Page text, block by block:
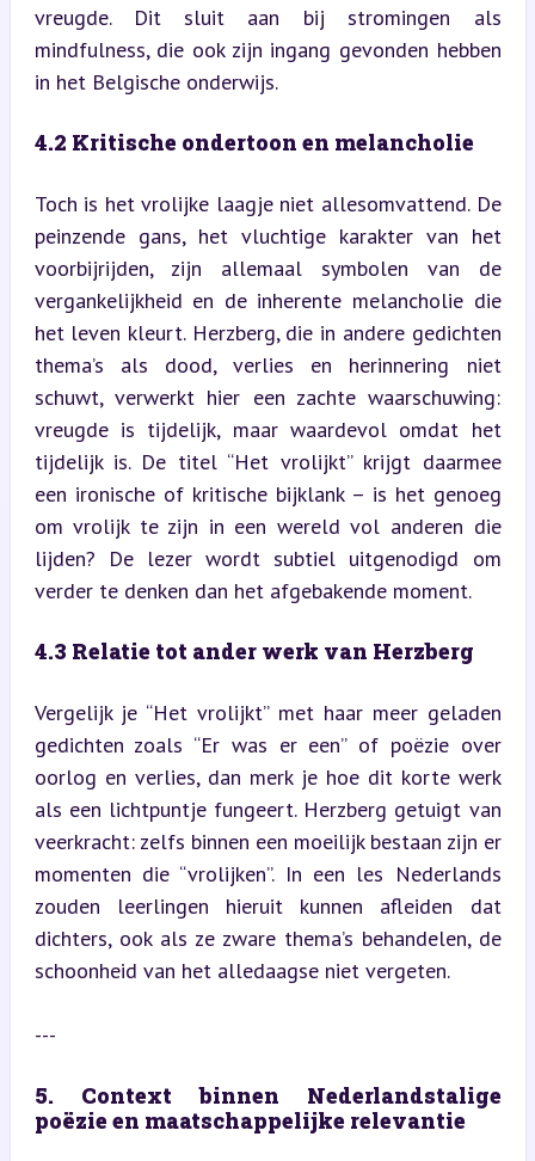
vreugde. Dit sluit aan bij stromingen als
mindfulness, die ook zijn ingang gevonden hebben
in het Belgische onderwijs.
4.2 Kritische ondertoon en melancholie
Toch is het vrolijke laagje niet allesomvattend. De
peinzende gans, het vluchtige karakter van het
voorbijrijden, zijn allemaal symbolen van de
vergankelijkheid en de inherente melancholie die
het leven kleurt. Herzberg, die in andere gedichten
thema’s als dood, verlies en herinnering niet
schuwt, verwerkt hier een zachte waarschuwing:
vreugde is tijdelijk, maar waardevol omdat het
tijdelijk is. De titel “Het vrolijkt” krijgt daarmee
een ironische of kritische bijklank – is het genoeg
om vrolijk te zijn in een wereld vol anderen die
lijden? De lezer wordt subtiel uitgenodigd om
verder te denken dan het afgebakende moment.
4.3 Relatie tot ander werk van Herzberg
Vergelijk je “Het vrolijkt” met haar meer geladen
gedichten zoals “Er was er een” of poëzie over
oorlog en verlies, dan merk je hoe dit korte werk
als een lichtpuntje fungeert. Herzberg getuigt van
veerkracht: zelfs binnen een moeilijk bestaan zijn er
momenten die “vrolijken”. In een les Nederlands
zouden leerlingen hieruit kunnen afleiden dat
dichters, ook als ze zware thema’s behandelen, de
schoonheid van het alledaagse niet vergeten.
---
5. Context binnen Nederlandstalige
poëzie en maatschappelijke relevantie